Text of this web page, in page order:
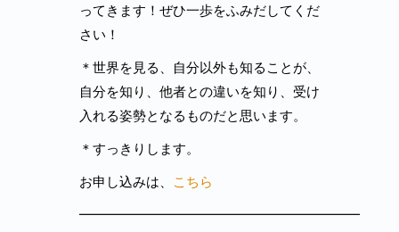
ってきます！ぜひ一歩をふみだしてくだ
さい！
＊世界を見る、自分以外も知ることが、
自分を知り、他者との違いを知り、受け
入れる姿勢となるものだと思います。
＊すっきりします。
お申し込みは、 こちら
━━━━━━━━━━━━━━━━━━━━━